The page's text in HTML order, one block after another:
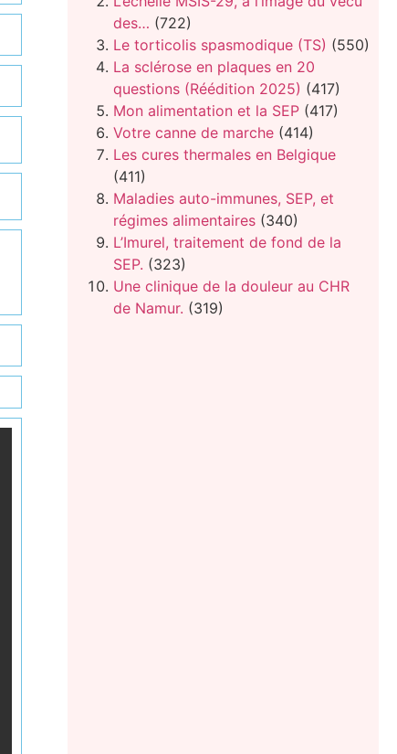
des… (722)
Le torticolis spasmodique (TS) (550)
La sclérose en plaques en 20
questions (Réédition 2025) (417)
Mon alimentation et la SEP (417)
Votre canne de marche (414)
Les cures thermales en Belgique
(411)
Maladies auto-immunes, SEP, et
régimes alimentaires (340)
L’Imurel, traitement de fond de la
SEP. (323)
Une clinique de la douleur au CHR
de Namur. (319)